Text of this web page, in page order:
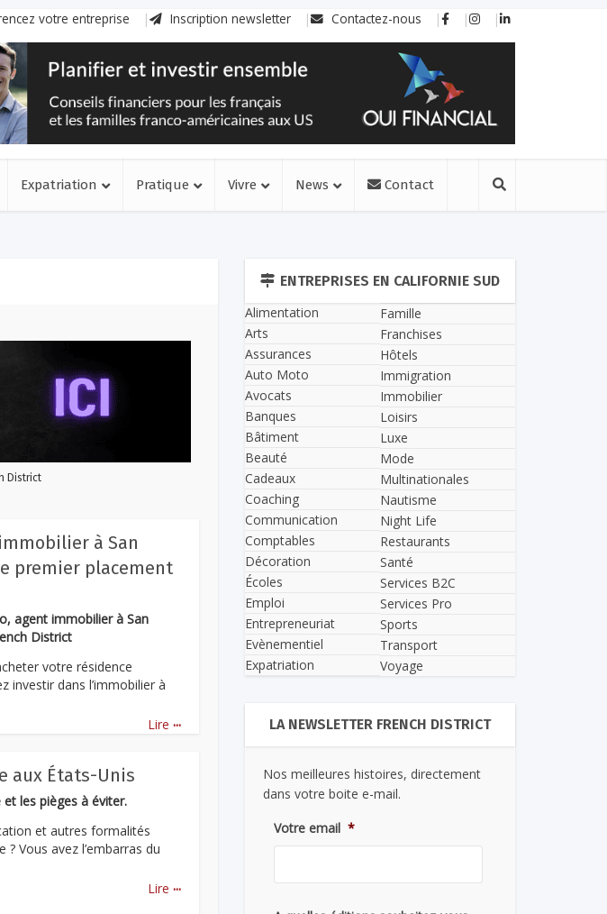
votre entreprise Inscription newsletter Contactez-nous
Expatriation Pratique Vivre News Contact
District
à San
premier placement
agent immobilier à San
District
votre résidence
investir dans l’immobilier à
Lire ...
aux États-Unis
les pièges à éviter.
et autres formalités
Vous avez l’embarras du
Lire ...
ENTREPRISES EN CALIFORNIE SUD
Alimentation
Arts
Assurances
Auto Moto
Avocats
Banques
Bâtiment
Beauté
Cadeaux
Coaching
Communication
Comptables
Décoration
Écoles
Emploi
Entrepreneuriat
Evènementiel
Expatriation
Famille
Franchises
Hôtels
Immigration
Immobilier
Loisirs
Luxe
Mode
Multinationales
Nautisme
Night Life
Restaurants
Santé
Services B2C
Services Pro
Sports
Transport
Voyage
LA NEWSLETTER FRENCH DISTRICT
Nos meilleures histoires, directement
dans votre boite e-mail.
Votre email *